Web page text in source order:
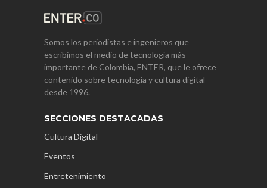
Somos los periodistas e ingenieros que
escribimos el medio de tecnología más
importante de Colombia, ENTER, que le ofrece
contenido sobre tecnología y cultura digital
desde 1996.
SECCIONES DESTACADAS
Cultura Digital
Eventos
Entretenimiento